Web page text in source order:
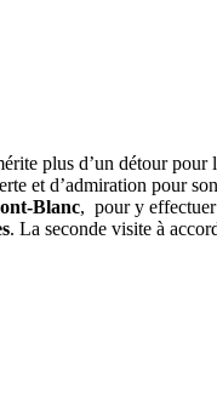
plus d’un détour
et d’admiration pour
Blanc, pour y effectuer
. La seconde visite à